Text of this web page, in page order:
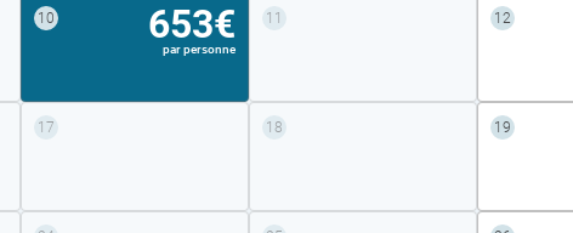
10 653€
par personne
11 12
17 18 19